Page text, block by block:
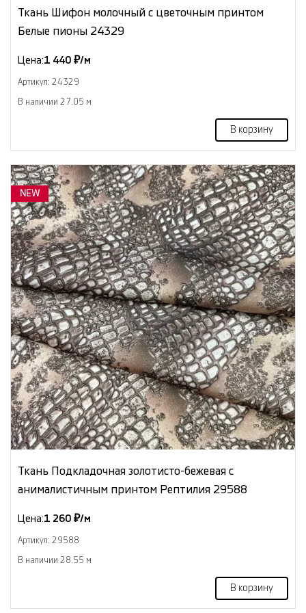
Ткань Шифон молочный с цветочным принтом
Белые пионы 24329
Цена:1 440 ₽/м
Артикул: 24329
В наличии 27.05 м
В корзину
NEW
Ткань Подкладочная золотисто-бежевая с
анималистичным принтом Рептилия 29588
Цена:1 260 ₽/м
Артикул: 29588
В наличии 28.55 м
В корзину